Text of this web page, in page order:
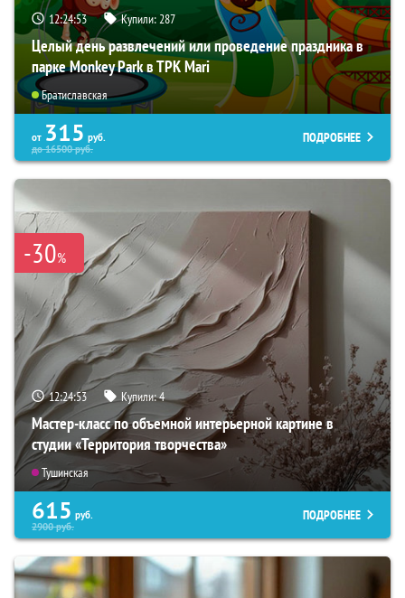
12:24:51 Купили:287
Целый день развлечений или проведение праздника в
парке Monkey Park в ТРК Mari
Братиславская
от 315 руб.
до16500руб.
ПОДРОБНЕЕ
-30%
12:24:51 Купили:4
Мастер-класс по объемной интерьерной картине в
студии «Территория творчества»
Тушинская
615 руб.
2900руб.
ПОДРОБНЕЕ